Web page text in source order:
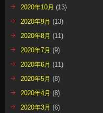
2020年10月 (13)
2020年9月 (13)
2020年8月 (11)
2020年7月 (9)
2020年6月 (11)
2020年5月 (8)
2020年4月 (8)
2020年3月 (6)